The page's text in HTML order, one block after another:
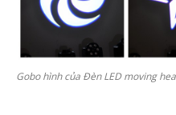
Gobo hình của Đèn LED moving